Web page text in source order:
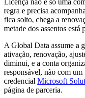
regra e precisa
fica solto, chega a
metade dos assentos está
A Global Data assume a
ativação, renovação,
diminui, e a conta
responsável, não com
credencial Microsoft
página de parceria.